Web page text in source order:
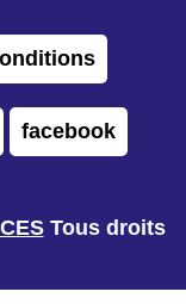
facebook
Tous droits